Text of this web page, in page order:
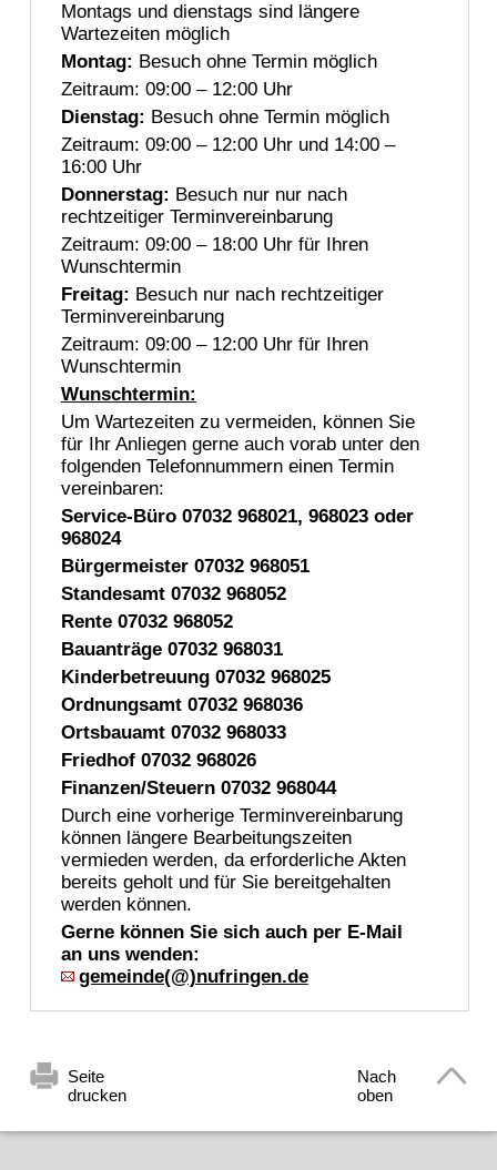
Montags und dienstags sind längere
Wartezeiten möglich
Montag: Besuch ohne Termin möglich
Zeitraum: 09:00 – 12:00 Uhr
Dienstag: Besuch ohne Termin möglich
Zeitraum: 09:00 – 12:00 Uhr und 14:00 –
16:00 Uhr
Donnerstag: Besuch nur nur nach
rechtzeitiger Terminvereinbarung
Zeitraum: 09:00 – 18:00 Uhr für Ihren
Wunschtermin
Freitag: Besuch nur nach rechtzeitiger
Terminvereinbarung
Zeitraum: 09:00 – 12:00 Uhr für Ihren
Wunschtermin
Wunschtermin:
Um Wartezeiten zu vermeiden, können Sie
für Ihr Anliegen gerne auch vorab unter den
folgenden Telefonnummern einen Termin
vereinbaren:
Service-Büro 07032 968021, 968023 oder
968024
Bürgermeister 07032 968051
Standesamt 07032 968052
Rente 07032 968052
Bauanträge 07032 968031
Kinderbetreuung 07032 968025
Ordnungsamt 07032 968036
Ortsbauamt 07032 968033
Friedhof 07032 968026
Finanzen/Steuern 07032 968044
Durch eine vorherige Terminvereinbarung
können längere Bearbeitungszeiten
vermieden werden, da erforderliche Akten
bereits geholt und für Sie bereitgehalten
werden können.
Gerne können Sie sich auch per E-Mail
an uns wenden:
gemeinde(@)nufringen.de
Seite
drucken
Nach
oben